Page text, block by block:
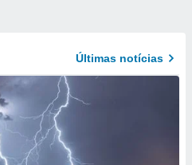
Últimas notícias